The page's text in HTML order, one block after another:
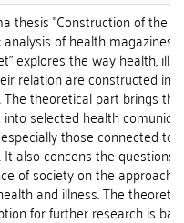
thesis "Construction of the
analysis of health magazines
explores the way health,
relation are constructed in
theoretical part brings the
into selected health
those connected to
It also concens the questions
of society on the approach
and illness. The
for further research is